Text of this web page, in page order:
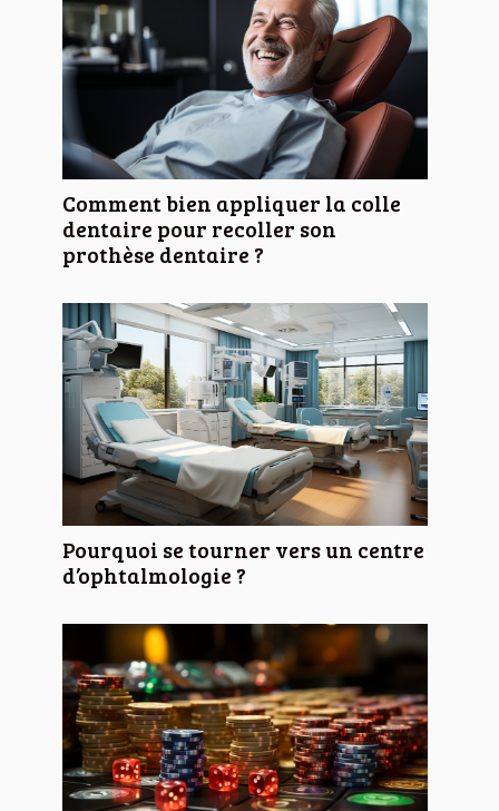
Comment bien appliquer la colle
dentaire pour recoller son
prothèse dentaire ?
Pourquoi se tourner vers un centre
d’ophtalmologie ?